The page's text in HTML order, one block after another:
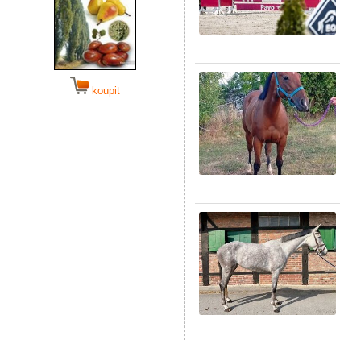
koupit